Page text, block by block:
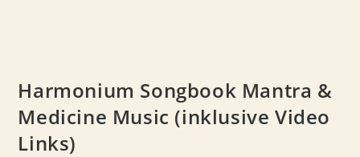
Harmonium Songbook Mantra &
Medicine Music (inklusive Video
Links)